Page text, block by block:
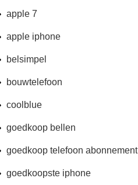
apple 7
apple iphone
belsimpel
bouwtelefoon
coolblue
goedkoop bellen
goedkoop telefoon abonnement
goedkoopste iphone